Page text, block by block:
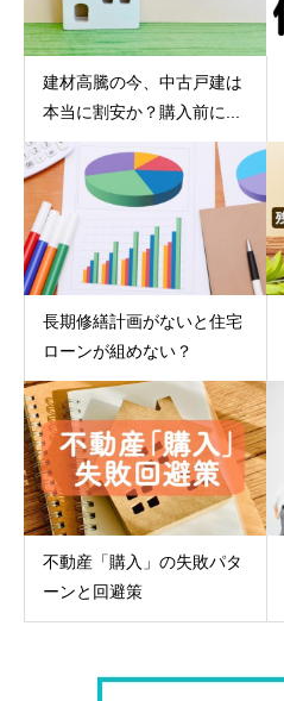
建材高騰の今、中古戸建は
本当に割安か？購入前に...
長期修繕計画がないと住宅
ローンが組めない？
不動産「購入」の失敗パタ
ーンと回避策